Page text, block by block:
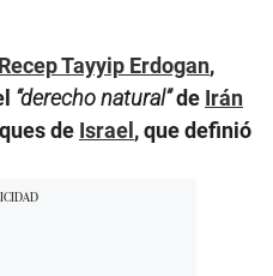
Recep Tayyip Erdogan,
“derecho natural”de Irán
de Israel, que definió